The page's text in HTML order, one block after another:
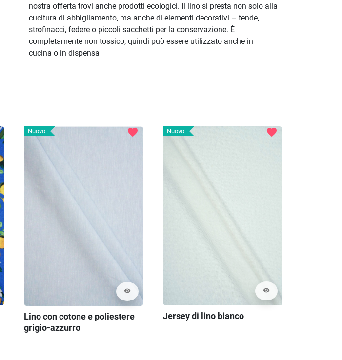
nostra offerta trovi anche prodotti ecologici. Il lino si presta non solo alla
cucitura di abbigliamento, ma anche di elementi decorativi – tende,
strofinacci, federe o piccoli sacchetti per la conservazione. È
completamente non tossico, quindi può essere utilizzato anche in
cucina o in dispensa
Nuovo
visibility
favorite
Lino con cotone e poliestere
grigio-azzurro
Nuovo
visibility
favorite
Jersey di lino bianco